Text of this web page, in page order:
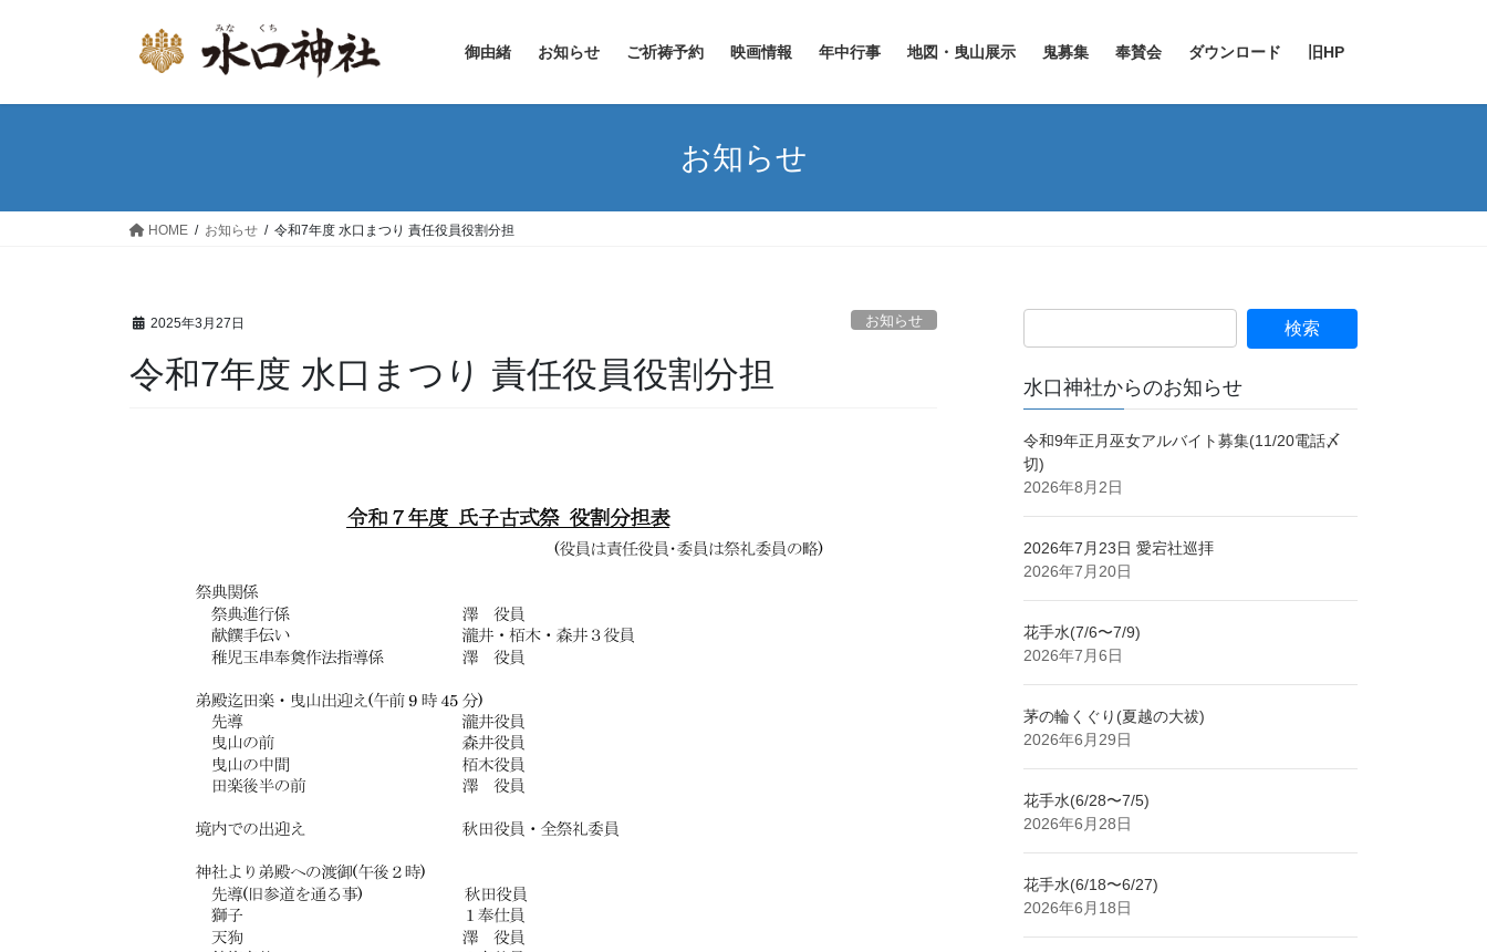
御由緒 お知らせ ご祈祷予約 映画情報 年中行事 地図・曳山展示 鬼募集 奉賛会 ダウンロード 旧HP
お知らせ
HOME お知らせ 令和7年度 水口まつり 責任役員役割分担
2025年3月27日 お知らせ
令和7年度 水口まつり 責任役員役割分担 水口神社からのお知らせ
令和9年正月巫女アルバイト募集(11/20電話〆
切)
2026年8月2日
2026年7月23日 愛宕社巡拝
2026年7月20日
花手水(7/6〜7/9)
2026年7月6日
茅の輪くぐり(夏越の大祓)
2026年6月29日
花手水(6/28〜7/5)
2026年6月28日
花手水(6/18〜6/27)
2026年6月18日